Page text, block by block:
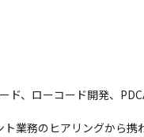
、ローコード開発、
業務のヒアリングから携